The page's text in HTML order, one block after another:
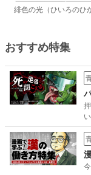
緋色の光（ひいろのひ
おすすめ特集